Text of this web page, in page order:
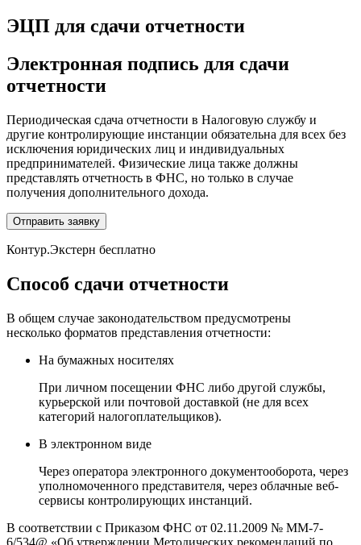
ЭЦП для сдачи отчетности
Электронная подпись для сдачи
отчетности
Периодическая сдача отчетности в Налоговую службу и
другие контролирующие инстанции обязательна для всех без
исключения юридических лиц и индивидуальных
предпринимателей. Физические лица также должны
представлять отчетность в ФНС, но только в случае
получения дополнительного дохода.
Отправить заявку
Контур.Экстерн бесплатно
Способ сдачи отчетности
В общем случае законодательством предусмотрены
несколько форматов представления отчетности:
На бумажных носителях
При личном посещении ФНС либо другой службы,
курьерской или почтовой доставкой (не для всех
категорий налогоплательщиков).
В электронном виде
Через оператора электронного документооборота, через
уполномоченного представителя, через облачные веб-
сервисы контролирующих инстанций.
В соответствии с Приказом ФНС от 02.11.2009 № ММ-7-
6/534@ «Об утверждении Методических рекомендаций по